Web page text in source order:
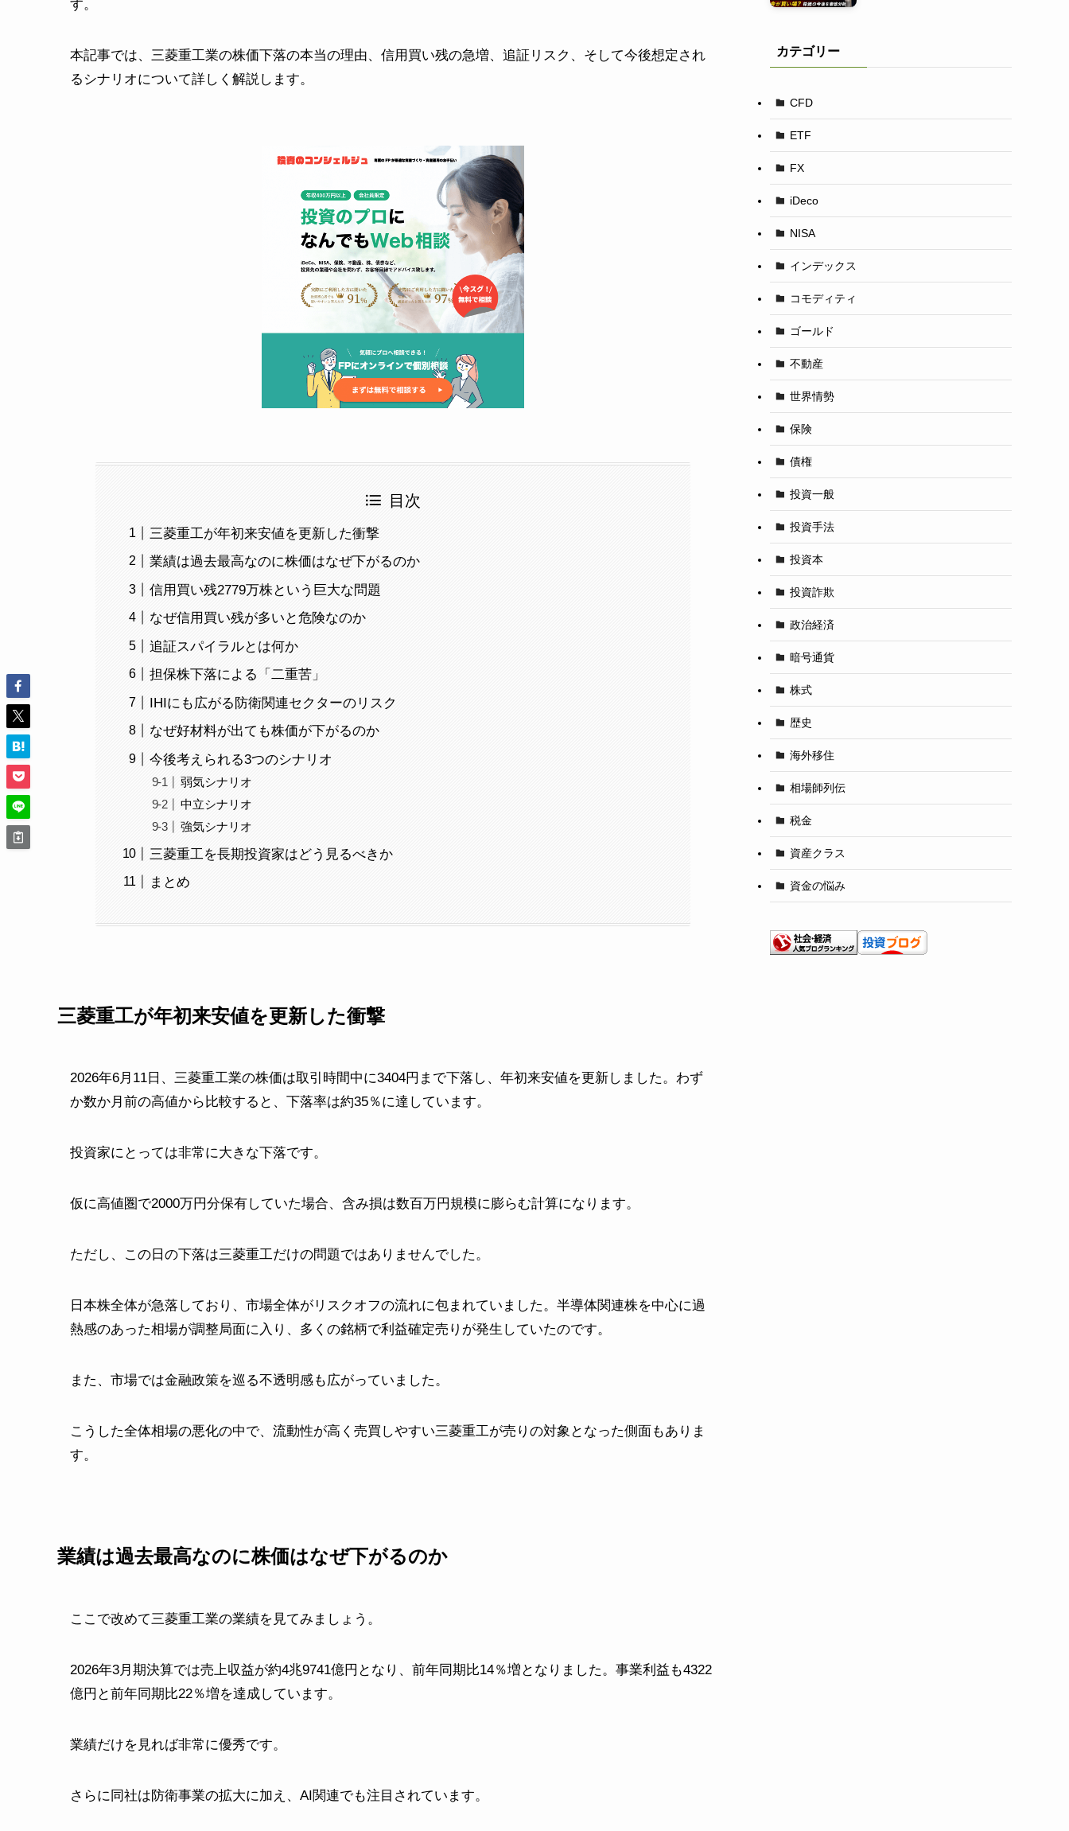
す。
本記事では、三菱重工業の株価下落の本当の理由、信用買い残の急増、追証リスク、そして今後想定され
るシナリオについて詳しく解説します。
目次
三菱重工が年初来安値を更新した衝撃
業績は過去最高なのに株価はなぜ下がるのか
信用買い残2779万株という巨大な問題
なぜ信用買い残が多いと危険なのか
追証スパイラルとは何か
担保株下落による「二重苦」
IHIにも広がる防衛関連セクターのリスク
なぜ好材料が出ても株価が下がるのか
今後考えられる3つのシナリオ
弱気シナリオ
中立シナリオ
強気シナリオ
三菱重工を長期投資家はどう見るべきか
まとめ
三菱重工が年初来安値を更新した衝撃
2026年6月11日、三菱重工業の株価は取引時間中に3404円まで下落し、年初来安値を更新しました。わず
か数か月前の高値から比較すると、下落率は約35％に達しています。
投資家にとっては非常に大きな下落です。
仮に高値圏で2000万円分保有していた場合、含み損は数百万円規模に膨らむ計算になります。
ただし、この日の下落は三菱重工だけの問題ではありませんでした。
日本株全体が急落しており、市場全体がリスクオフの流れに包まれていました。半導体関連株を中心に過
熱感のあった相場が調整局面に入り、多くの銘柄で利益確定売りが発生していたのです。
また、市場では金融政策を巡る不透明感も広がっていました。
こうした全体相場の悪化の中で、流動性が高く売買しやすい三菱重工が売りの対象となった側面もありま
す。
業績は過去最高なのに株価はなぜ下がるのか
ここで改めて三菱重工業の業績を見てみましょう。
2026年3月期決算では売上収益が約4兆9741億円となり、前年同期比14％増となりました。事業利益も4322
億円と前年同期比22％増を達成しています。
業績だけを見れば非常に優秀です。
さらに同社は防衛事業の拡大に加え、AI関連でも注目されています。
カテゴリー
CFD
ETF
FX
iDeco
NISA
インデックス
コモディティ
ゴールド
不動産
世界情勢
保険
債権
投資一般
投資手法
投資本
投資詐欺
政治経済
暗号通貨
株式
歴史
海外移住
相場師列伝
税金
資産クラス
資金の悩み